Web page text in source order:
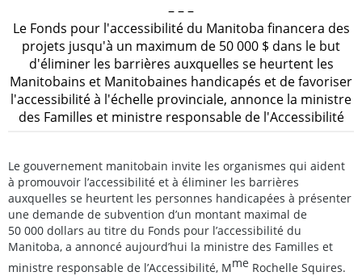
– – –
Le Fonds pour l'accessibilité du Manitoba financera des
projets jusqu'à un maximum de 50 000 $ dans le but
d'éliminer les barrières auxquelles se heurtent les
Manitobains et Manitobaines handicapés et de favoriser
l'accessibilité à l'échelle provinciale, annonce la ministre
des Familles et ministre responsable de l'Accessibilité
Le gouvernement manitobain invite les organismes qui aident
à promouvoir l’accessibilité et à éliminer les barrières
auxquelles se heurtent les personnes handicapées à présenter
une demande de subvention d’un montant maximal de
50 000 dollars au titre du Fonds pour l’accessibilité du
Manitoba, a annoncé aujourd’hui la ministre des Familles et
ministre responsable de l’Accessibilité, Mme Rochelle Squires.